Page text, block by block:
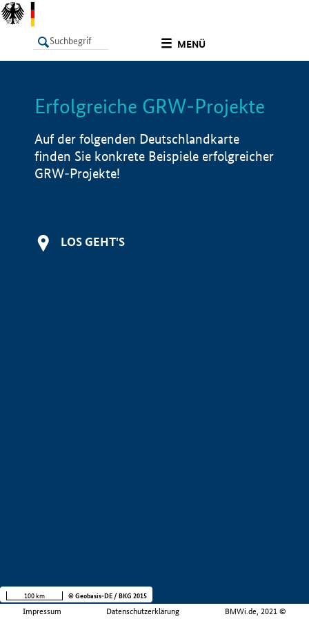
MENÜ
LISTE Info
Erfolgreiche GRW-Projekte
Auf der folgenden Deutschlandkarte
finden Sie konkrete Beispiele erfolgreicher
GRW-Projekte!
LOS GEHT'S
Impressum Datenschutzerklärung BMWi.de, 2021 ©
100 km © Geobasis-DE / BKG 2015